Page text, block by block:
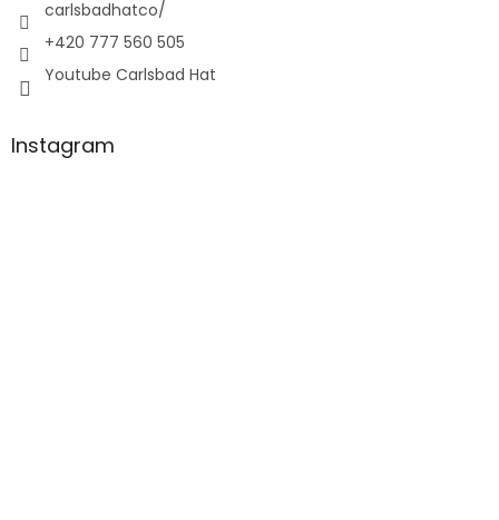
carlsbadhatco/
+420 777 560 505
Youtube Carlsbad Hat
Instagram